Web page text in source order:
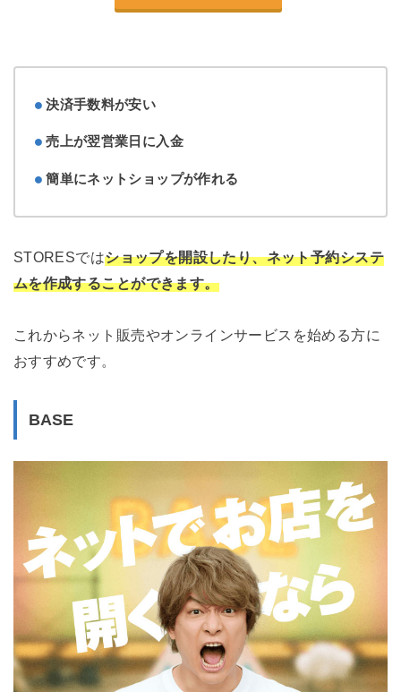
決済手数料が安い
売上が翌営業日に入金
簡単にネットショップが作れる
STORESではショップを開設したり、ネット予約システ
ムを作成することができます。
これからネット販売やオンラインサービスを始める方に
おすすめです。
BASE